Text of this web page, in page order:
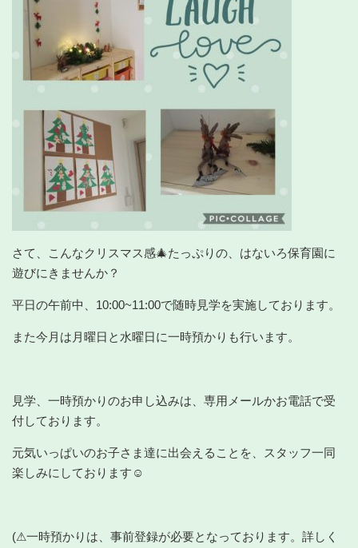
さて、こんなクリスマス感🎄たっぷりの、はないろ保育園に
遊びにきませんか？
平日の午前中、10:00~11:00で随時見学を実施しております。
また今月は月曜日と水曜日に一時預かりも行います。
見学、一時預かりのお申し込みは、専用メールかお電話で受
付しております。
元気いっぱいのお子さま達に出会えることを、スタッフ一同
楽しみにしております☺
(⚠一時預かりは、事前登録が必要となっております。詳しく